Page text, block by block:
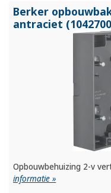
Berker
antraciet
Opbouwbehuizing 2-v
informatie »